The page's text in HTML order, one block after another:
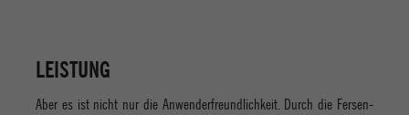
LEISTUNG
Aber es ist nicht nur die Anwenderfreundlichkeit. Durch die Fersen-